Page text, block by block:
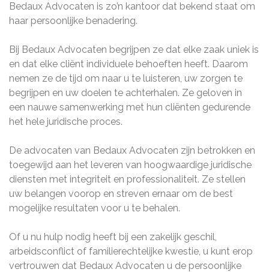
Bedaux Advocaten is zo’n kantoor dat bekend staat om
haar persoonlijke benadering.
Bij Bedaux Advocaten begrijpen ze dat elke zaak uniek is
en dat elke cliënt individuele behoeften heeft. Daarom
nemen ze de tijd om naar u te luisteren, uw zorgen te
begrijpen en uw doelen te achterhalen. Ze geloven in
een nauwe samenwerking met hun cliënten gedurende
het hele juridische proces.
De advocaten van Bedaux Advocaten zijn betrokken en
toegewijd aan het leveren van hoogwaardige juridische
diensten met integriteit en professionaliteit. Ze stellen
uw belangen voorop en streven ernaar om de best
mogelijke resultaten voor u te behalen.
Of u nu hulp nodig heeft bij een zakelijk geschil,
arbeidsconflict of familierechtelijke kwestie, u kunt erop
vertrouwen dat Bedaux Advocaten u de persoonlijke